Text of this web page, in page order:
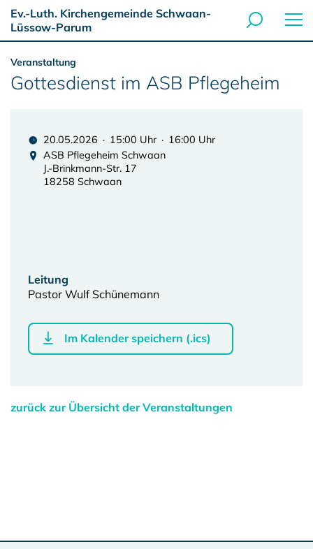
Ev.-Luth. Kirchengemeinde Schwaan-
Lüssow-Parum
Veranstaltung
Gottesdienst im ASB Pflegeheim
20.05.2026 · 15:00 Uhr · 16:00 Uhr
ASB Pflegeheim Schwaan
J.-Brinkmann-Str. 17
18258 Schwaan
Leitung
Pastor Wulf Schünemann
Im Kalender speichern (.ics)
zurück zur Übersicht der Veranstaltungen